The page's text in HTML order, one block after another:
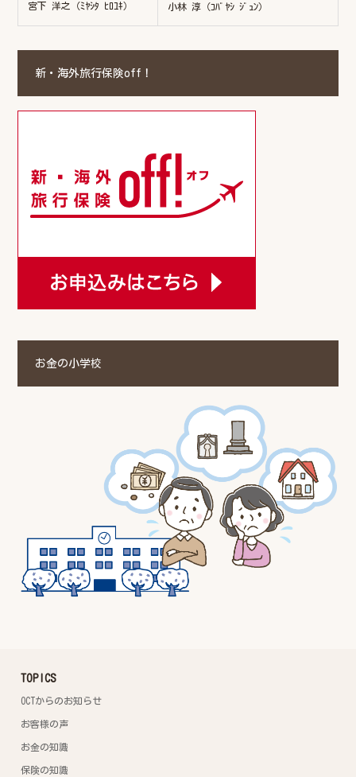
宮下 洋之（ﾐﾔｼﾀ ﾋﾛﾕｷ） 小林 淳（ｺﾊﾞﾔｼ ｼﾞｭﾝ）
新・海外旅行保険off！
お金の小学校
TOPICS
OCTからのお知らせ
お客様の声
お金の知識
保険の知識